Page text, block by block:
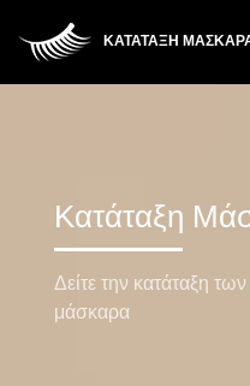
ΚΑΤΆΤΑΞΗ
Κατάταξη
Δείτε την κατάταξη
μάσκαρα